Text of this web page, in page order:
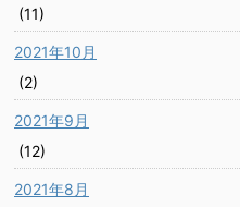
(11)
2021年10月
(2)
2021年9月
(12)
2021年8月